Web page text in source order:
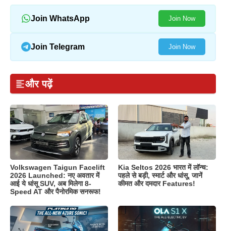
Join WhatsApp Join Now
Join Telegram Join Now
और पढ़ें
Volkswagen Taigun Facelift
2026 Launched: नए अवतार में
आई ये धांसू SUV, अब मिलेगा 8-
Speed AT और पैनोरमिक सनरूफ!
Kia Seltos 2026 भारत में लॉन्च:
पहले से बड़ी, स्मार्ट और धांसू, जानें
कीमत और दमदार Features!